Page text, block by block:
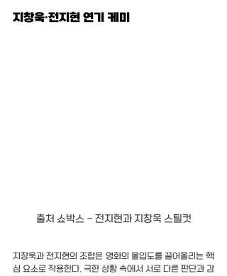
지창욱·전지현 연기 케미
출처 쇼박스 - 전지현과 지창욱 스틸컷
지창욱과 전지현의 조합은 영화의 몰입도를 끌어올리는 핵
심 요소로 작용한다. 극한 상황 속에서 서로 다른 판단과 감